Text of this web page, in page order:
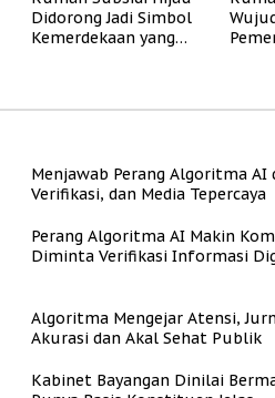
Didorong Jadi Simbol
Kemerdekaan yang
Menjawab Perang Algoritma AI
Verifikasi, dan Media Tepercaya
Perang Algoritma AI Makin
Diminta Verifikasi Informasi
Algoritma Mengejar Atensi,
Akurasi dan Akal Sehat Publik
Kabinet Bayangan Dinilai